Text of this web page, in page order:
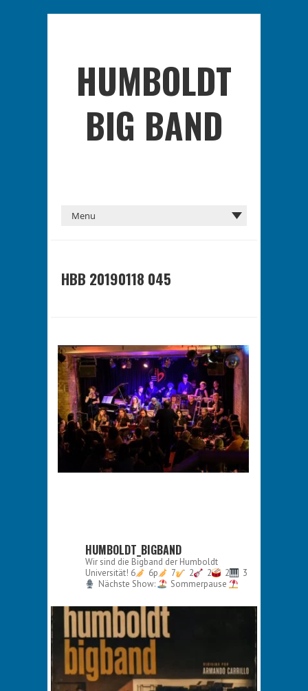
HUMBOLDT
BIG BAND
HBB 20190118 045
HUMBOLDT_BIGBAND
Wir sind die Bigband der Humboldt
Universität! 6 6p 7 2 2 2
3
Nächste Show:
Sommerpause